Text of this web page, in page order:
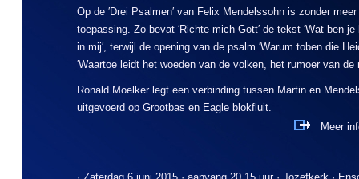
Op de ′Drei Psalmen′ van Felix Mendelssohn is zonder meer
toepassing. Zo bevat ′Richte mich Gott′ de tekst ′Wat ben
in mij′, terwijl de opening van de psalm ′Warum toben die
′Waartoe leidt het woeden van de volken, het rumoer van de
Ronald Moelker legt een verbinding tussen Martin en
uitgevoerd op Grootbas en Eagle blokfluit.
Meer